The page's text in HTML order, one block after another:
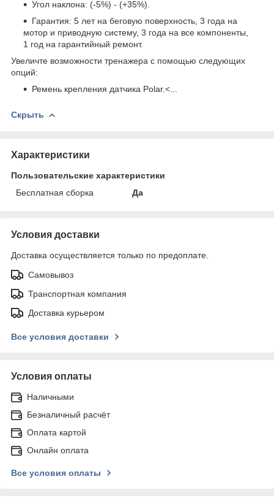
Угол наклона: (-5%) - (+35%).
Гарантия: 5 лет на беговую поверхность, 3 года на
мотор и приводную систему, 3 года на все компоненты,
1 год на гарантийный ремонт.
Увеличте возможности тренажера с помощью следующих
опций:
Ремень крепления датчика Polar.<...
Скрыть
Характеристики
Пользовательские характеристики
Бесплатная сборка
Да
Условия доставки
Доставка осуществляется только по предоплате.
Самовывоз
Транспортная компания
Доставка курьером
Все условия доставки
Условия оплаты
Наличными
Безналичный расчёт
Оплата картой
Онлайн оплата
Все условия оплаты